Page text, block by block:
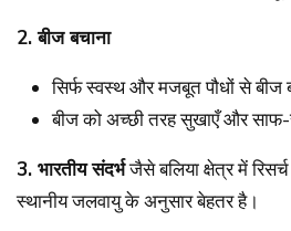
2. बीज बचाना
सिर्फ स्वस्थ और मजबूत पौधों से बीज
बीज को अच्छी तरह सुखाएँ और
3. भारतीय संदर्भजैसे बलिया क्षेत्र में
स्थानीय जलवायु के अनुसार बेहतर है।